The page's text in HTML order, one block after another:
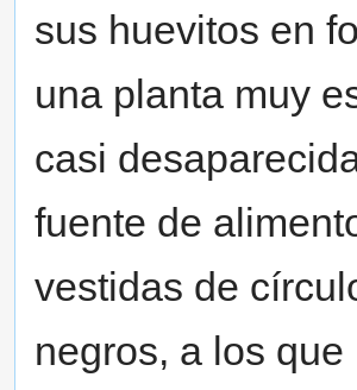
sus huevitos en
una planta muy
casi
fuente de
vestidas de
negros, a los